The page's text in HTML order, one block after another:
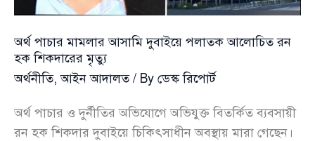
অর্থ পাচার মামলার আসামি দুবাইয়ে পলাতক আলোচিত রন
হক শিকদারের মৃত্যু
অর্থনীতি,আইন আদালত/ By ডেস্ক রিপোর্ট
অর্থ পাচার ও দুর্নীতির অভিযোগে অভিযুক্ত বিতর্কিত ব্যবসায়ী
রন হক শিকদার দুবাইয়ে চিকিৎসাধীন অবস্থায় মারা গেছেন।